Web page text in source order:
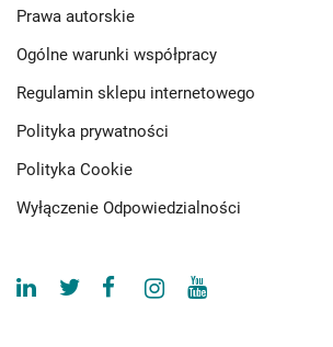
Prawa autorskie
Ogólne warunki współpracy
Regulamin sklepu internetowego
Polityka prywatności
Polityka Cookie
Wyłączenie Odpowiedzialności